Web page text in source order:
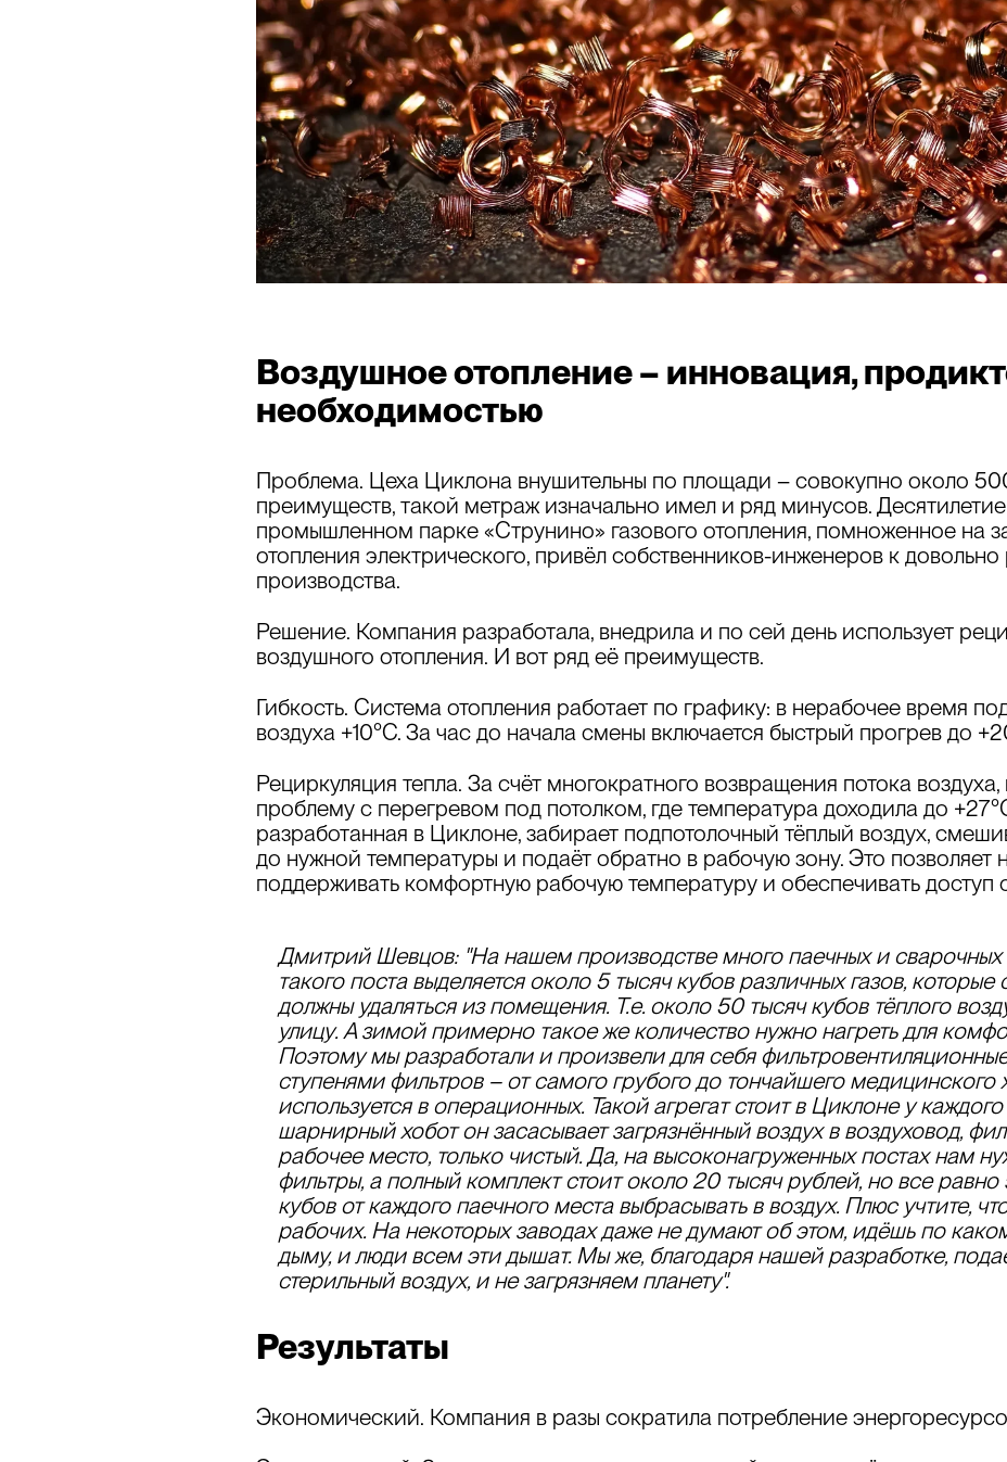
Воздушное отопление – инновация,
необходимостью
Проблема. Цеха Циклона внушительны по площади – совокупно около
преимуществ, такой метраж изначально имел и ряд минусов. Десятилетие
промышленном парке «Струнино» газового отопления, помноженное на
отопления электрического, привёл собственников-инженеров к
производства.
Решение. Компания разработала, внедрила и по сей день использует
воздушного отопления. И вот ряд её преимуществ.
Гибкость. Система отопления работает по графику: в нерабочее время
воздуха +10°C. За час до начала смены включается быстрый прогрев до
Рециркуляция тепла. За счёт многократного возвращения потока
проблему с перегревом под потолком, где температура доходила до
разработанная в Циклоне, забирает подпотолочный тёплый воздух,
до нужной температуры и подаёт обратно в рабочую зону. Это позволяет
поддерживать комфортную рабочую температуру и обеспечивать доступ
Дмитрий Шевцов: "На нашем производствемного паечных и сварочных
такого поста выделяется около 5 тысяч кубов различных газов, которые
должны удаляться из помещения. Т.е. около 50 тысяч кубов тёплого
улицу. А зимой примерно такое же количество нужно нагреть для
Поэтомумы разработали и произвели для себя
ступенями фильтров– от самого грубого до тончайшего медицинского
используется в операционных. Такой агрегат стоит в Циклоне у
шарнирный хобот он засасывает загрязнённый воздух в воздуховод,
рабочее место, только чистый. Да, на высоконагруженных постах нам
фильтры, а полный комплект стоит около 20 тысяч рублей, но все
кубов от каждого паечного места выбрасывать в воздух. Плюс учтите,
рабочих. На некоторых заводах даже не думают об этом, идёшь по
дыму, и люди всем эти дышат. Мы же, благодаря нашей разработке,
стерильный воздух, и не загрязняем планету".
Результаты
Экономический. Компания в разы сократила потребление